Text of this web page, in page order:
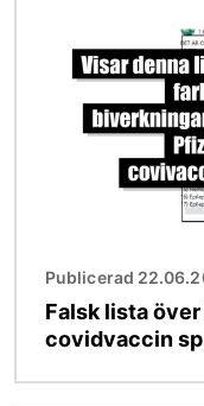
Publicerad
Falsk lista
covidvaccin